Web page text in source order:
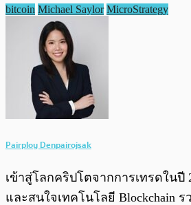
bitcoin Michael Saylor MicroStrategy
Pairploy Denpairojsak
เข้าสู่โลกคริปโตจากการเทรดในปี
และสนใจเทคโนโลยี Blockchain